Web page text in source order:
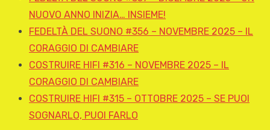
NUOVO ANNO INIZIA… INSIEME!
FEDELTÀ DEL SUONO #356 – NOVEMBRE 2025 – IL
CORAGGIO DI CAMBIARE
COSTRUIRE HIFI #316 – NOVEMBRE 2025 – IL
CORAGGIO DI CAMBIARE
COSTRUIRE HIFI #315 – OTTOBRE 2025 – SE PUOI
SOGNARLO, PUOI FARLO